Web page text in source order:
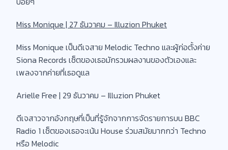
Miss Monique | 27 ธันวาคม – Illuzion Phuket
Miss Monique เป็นดีเจสาย Melodic Techno และผู้ก่อตั้งค่าย
Siona Records เซ็ตของเธอมักรวมผลงานของตัวเองและ
เพลงจากค่ายที่เธอดูแล
Arielle Free | 29 ธันวาคม – Illuzion Phuket
ดีเจสาวจากอังกฤษที่เป็นที่รู้จักจากการจัดรายการบน BBC
Radio 1 เซ็ตของเธอจะเน้น House ร่วมสมัยมากกว่า Techno
หรือ Melodic